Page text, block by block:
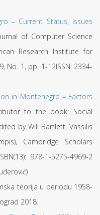
– Current Status, Issues
of Computer Science
Research Institute for
No. 1, pp. 1-12ISSN: 2334-
in Montenegro – Factors
to the book: Social
by Will Bartlett, Vassilis
Cambridge Scholars
978-1-5275-4969-2
teorija u periodu 1958-
2018.